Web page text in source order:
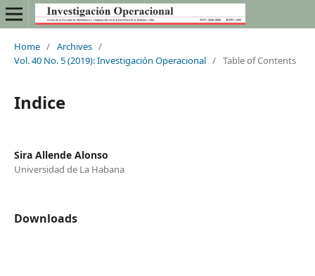
Home / Archives /
Vol. 40 No. 5 (2019): Investigación Operacional / Table of Contents
Indice
Sira Allende Alonso
Universidad de La Habana
Downloads